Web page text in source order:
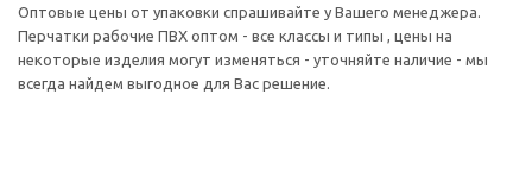
Оптовые цены от упаковки спрашивайте у Вашего менеджера.
Перчатки рабочие ПВХ оптом - все классы и типы , цены на
некоторые изделия могут изменяться - уточняйте наличие - мы
всегда найдем выгодное для Вас решение.